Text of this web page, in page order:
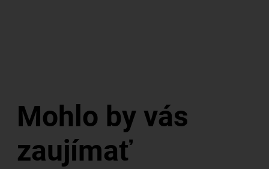
Mohlo by vás
zaujímať